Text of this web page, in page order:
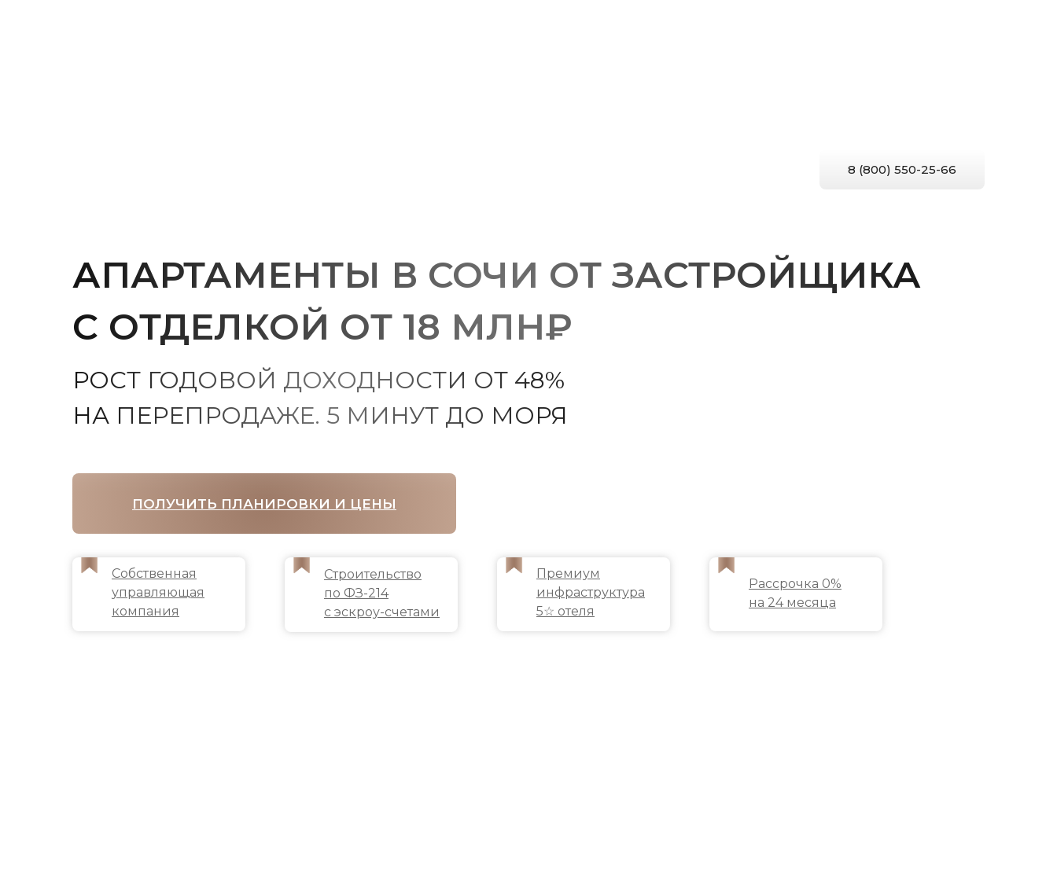
8 (800) 550-25-66
ПОЛУЧИТЬ ПЛАНИРОВКИ И ЦЕНЫ
Строительство
по ФЗ-214
с эскроу-счетами
Премиум
инфраструктура
5☆ отеля
Рассрочка 0%
на 24 месяца
Собственная
управляющая
компания
АПАРТАМЕНТЫ В СОЧИ ОТ ЗАСТРОЙЩИКА
С ОТДЕЛКОЙ ОТ 18 МЛН₽
РОСТ ГОДОВОЙ ДОХОДНОСТИ ОТ 48%
НА ПЕРЕПРОДАЖЕ. 5 МИНУТ ДО МОРЯ